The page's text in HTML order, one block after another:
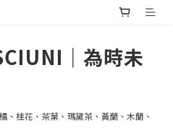
｜為時未
、桂花、茶葉、瑪黛茶、黃蘭、木蘭、